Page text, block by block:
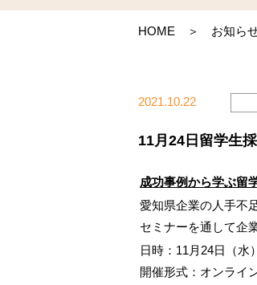
HOME ＞ お知ら
2021.10.22
11月24日留学生
成功事例から学ぶ留
愛知県企業の人手不
セミナーを通して企
日時：11月24日（水
開催形式：オンライ